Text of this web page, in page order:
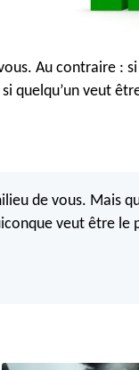
Au contraire :
quelqu’un veut
de vous. Mais
veut être le